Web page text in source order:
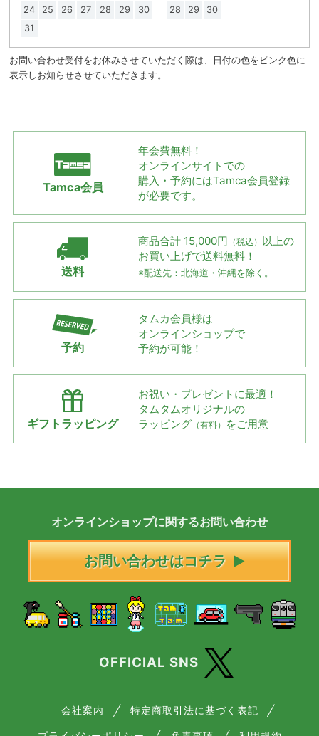
24
25 26 27 28 29
30
31
28
29 30
お問い合わせ受付をお休みさせていただく際は、日付の色をピンク色に
表示しお知らせさせていただきます。
Tamca会員
年会費無料！
オンラインサイトでの
購入・予約にはTamca会員登録
が必要です。
送料
商品合計 15,000円 （税込） 以上の
お買い上げで送料無料！
※配送先：北海道・沖縄を除く。
予約
タムカ会員様は
オンラインショップで
予約が可能！
ギフトラッピング
お祝い・プレゼントに最適！
タムタムオリジナルの
ラッピング （有料） をご用意
オンラインショップに関するお問い合わせ
お問い合わせはコチラ
OFFICIAL SNS
会社案内 特定商取引法に基づく表記